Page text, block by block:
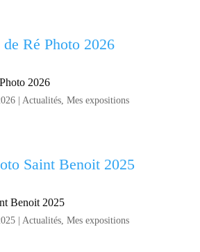
2026
| Actualités, Mes expositions
Benoit 2025
| Actualités, Mes expositions